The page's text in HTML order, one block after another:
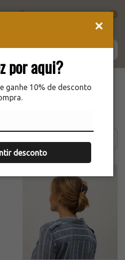
por aqui?
ganhe 10% de desconto
desconto
0
> Coleções